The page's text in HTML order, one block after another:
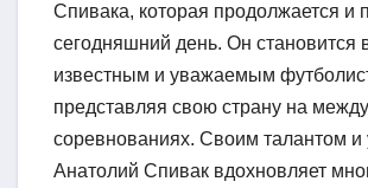
Спивака, которая продолжается и
сегодняшний день. Он становится
известным и уважаемым
представляя свою страну на
соревнованиях. Своим талантом и
Анатолий Спивак вдохновляет